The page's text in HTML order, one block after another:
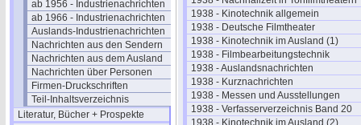
ab 1956 - Industrienachrichten
ab 1966 - Industrienachrichten
Auslands-Industrienachrichten
Nachrichten aus den Sendern
Nachrichten aus dem Ausland
Nachrichten über Personen
Firmen-Druckschriften
Teil-Inhaltsverzeichnis
Literatur, Bücher + Prospekte
1938 - Kinotechnik allgemein
1938 - Deutsche Filmtheater
1938 - Kinotechnik im Ausland (1)
1938 - Filmbearbeitungstechnik
1938 - Auslandsnachrichten
1938 - Kurznachrichten
1938 - Messen und Ausstellungen
1938 - Verfasserverzeichnis Band 20
1938 - Kinotechnik im Ausland (2)